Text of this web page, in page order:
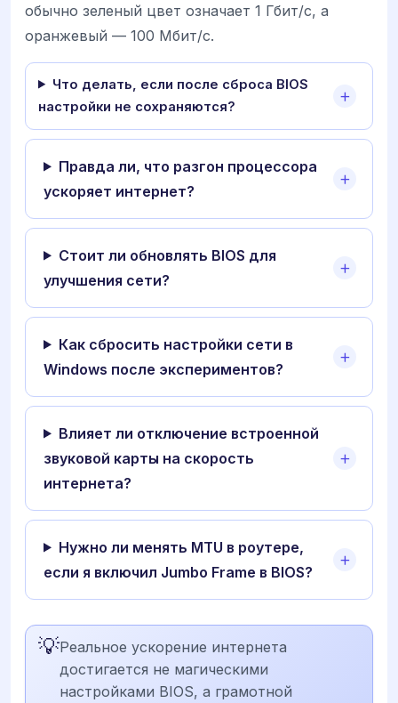
обычно зеленый цвет означает 1 Гбит/с, а
оранжевый — 100 Мбит/с.
Что делать, если после сброса BIOS
настройки не сохраняются?
Правда ли, что разгон процессора
ускоряет интернет?
Стоит ли обновлять BIOS для
улучшения сети?
Как сбросить настройки сети в
Windows после экспериментов?
Влияет ли отключение встроенной
звуковой карты на скорость
интернета?
Нужно ли менять MTU в роутере,
если я включил Jumbo Frame в BIOS?
💡Реальное ускорение интернета
достигается не магическими
настройками BIOS, а грамотной